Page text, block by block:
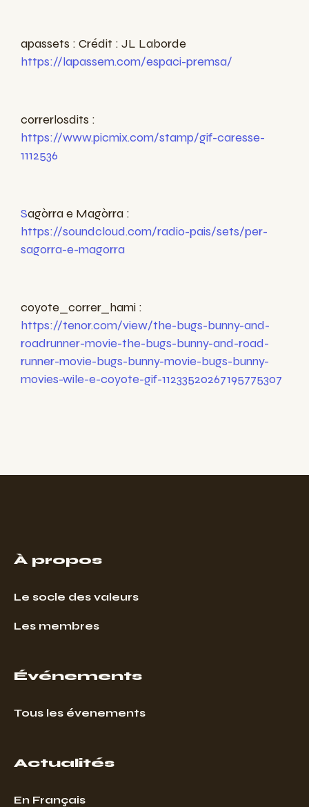
apassets : Crédit : JL Laborde
https://lapassem.com/espaci-premsa/
correrlosdits :
https://www.picmix.com/stamp/gif-caresse-
1112536
Sagòrra e Magòrra :
https://soundcloud.com/radio-pais/sets/per-
sagorra-e-magorra
coyote_correr_hami :
https://tenor.com/view/the-bugs-bunny-and-
roadrunner-movie-the-bugs-bunny-and-road-
runner-movie-bugs-bunny-movie-bugs-bunny-
movies-wile-e-coyote-gif-11233520267195775307
À propos
Le socle des valeurs
Les membres
Événements
Tous les évenements
Actualités
En Français